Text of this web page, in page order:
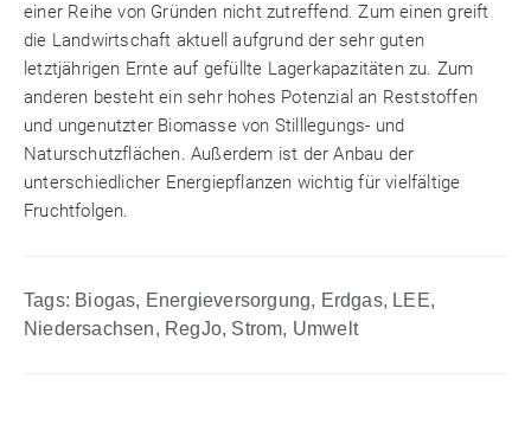
einer Reihe von Gründen nicht zutreffend. Zum einen greift
die Landwirtschaft aktuell aufgrund der sehr guten
letztjährigen Ernte auf gefüllte Lagerkapazitäten zu. Zum
anderen besteht ein sehr hohes Potenzial an Reststoffen
und ungenutzter Biomasse von Stilllegungs- und
Naturschutzflächen. Außerdem ist der Anbau der
unterschiedlicher Energiepflanzen wichtig für vielfältige
Fruchtfolgen.
Tags: Biogas, Energieversorgung, Erdgas, LEE,
Niedersachsen, RegJo, Strom, Umwelt